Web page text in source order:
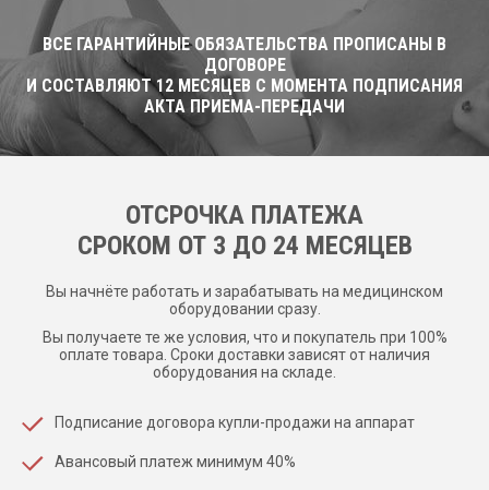
ВСЕ ГАРАНТИЙНЫЕ ОБЯЗАТЕЛЬСТВА ПРОПИСАНЫ В
ДОГОВОРЕ
И СОСТАВЛЯЮТ 12 МЕСЯЦЕВ С МОМЕНТА ПОДПИСАНИЯ
АКТА ПРИЕМА-ПЕРЕДАЧИ
ОТСРОЧКА ПЛАТЕЖА
CРОКОМ ОТ 3 ДО 24 МЕСЯЦЕВ
Вы начнёте работать и зарабатывать на медицинском
оборудовании сразу.
Вы получаете те же условия, что и покупатель при 100%
оплате товара. Сроки доставки зависят от наличия
оборудования на складе.
Подписание договора купли-продажи на аппарат
Авансовый платеж минимум 40%